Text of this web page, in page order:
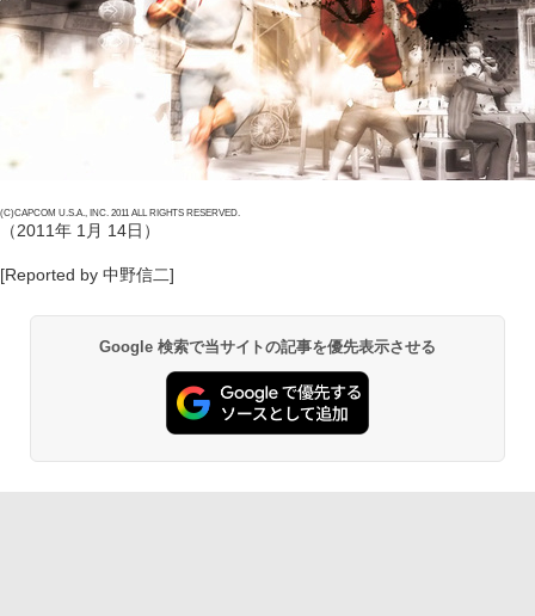
(C)CAPCOM U.S.A., INC. 2011 ALL RIGHTS RESERVED.
（2011年 1月 14日）
[Reported by 中野信二]
Google 検索で当サイトの記事を優先表示させる